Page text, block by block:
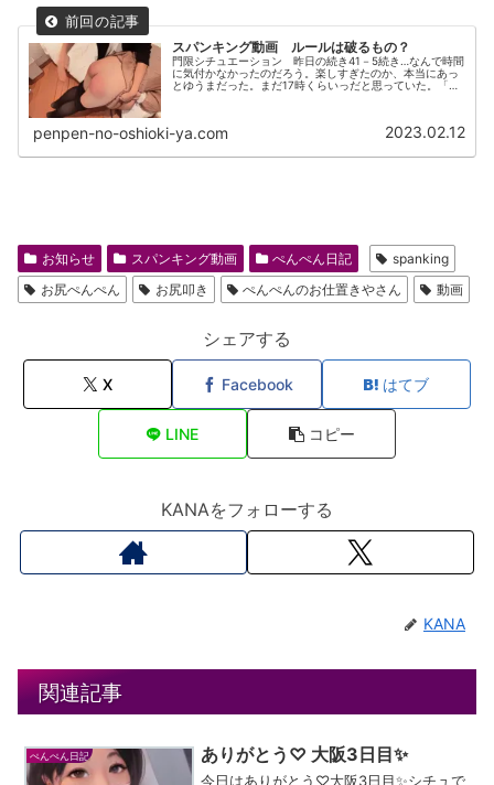
スパンキング動画 ルールは破るもの？
門限シチュエーション 昨日の続き41－5続き…なんで時間
に気付かなかったのだろう。楽しすぎたのか、本当にあっ
とゆうまだった。まだ17時くらいっだと思っていた。「や
penpen-no-oshioki-ya.com 2023.02.12
お知らせ スパンキング動画 ぺんぺん日記
spanking
お尻ぺんぺん
お尻叩き ぺんぺんのお仕置きやさん 動画
シェアする
X Facebook はてブ
LINE コピー
KANAをフォローする
KANA
関連記事
ぺんぺん日記 ありがとう♡ 大阪3日目✨
今日はありがとう♡大阪3日目✨シチュで